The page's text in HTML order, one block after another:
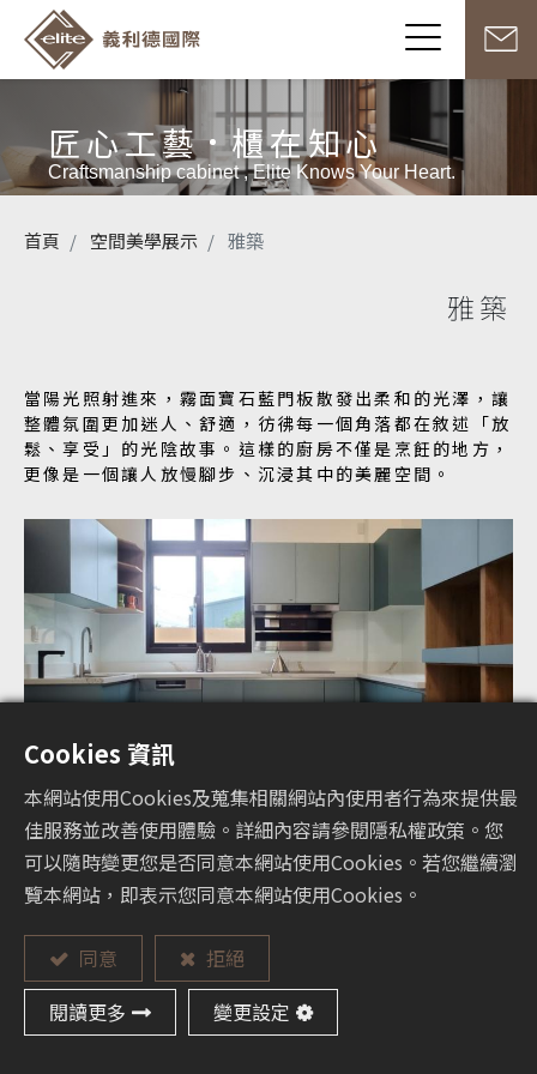
匠心工藝 櫃在知心
Craftsmanship cabinet , Elite Knows Your Heart.
首頁 空間美學展示 雅築
雅築
當陽光照射進來，霧面寶石藍門板散發出柔和的光澤，讓
整體氛圍更加迷人、舒適，彷彿每一個角落都在敘述「放
鬆、享受」的光陰故事。這樣的廚房不僅是烹飪的地方，
更像是一個讓人放慢腳步、沉浸其中的美麗空間。
Cookies 資訊
本網站使用Cookies及蒐集相關網站內使用者行為來提供最
佳服務並改善使用體驗。詳細內容請參閱隱私權政策。您
可以隨時變更您是否同意本網站使用Cookies。若您繼續瀏
覽本網站，即表示您同意本網站使用Cookies。
同意
拒絕
閱讀更多
變更設定